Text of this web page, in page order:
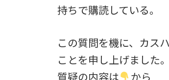
持ちで購読している。
この質問を機に、カス
ことを申し上げました。
質疑の内容は
から